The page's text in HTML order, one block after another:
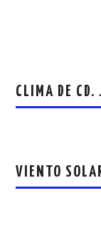
CLIMA DE CD.
VIENTO